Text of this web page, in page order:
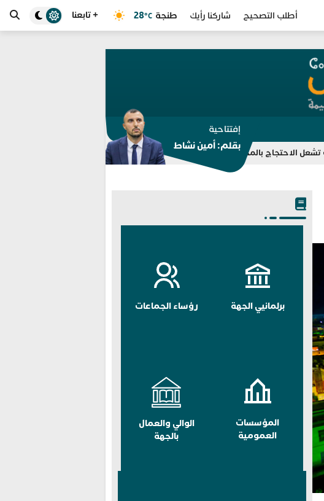
أطلب التصحيح شاركنا رأيك طنجة 28 °C + تابعنا
تسريبات “الدفع مقابل الحذف” تلاحق هشام بالمحكمة الابتدائية في طنجة
إفتتاحية
بقلم: أمين نشاط
برلمانيي الجهة رؤساء الجماعات
المؤسسات
العمومية
الوالي والعمال
بالجهة